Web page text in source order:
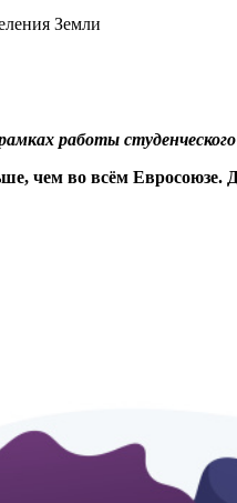
Земли
работы
чем во всём Евросоюзе.